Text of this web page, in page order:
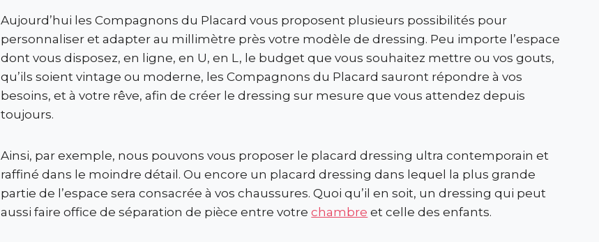
Aujourd’hui les Compagnons du Placard vous proposent plusieurs possibilités pour
personnaliser et adapter au millimètre près votre modèle de dressing. Peu importe l’espace
dont vous disposez, en ligne, en U, en L, le budget que vous souhaitez mettre ou vos gouts,
qu’ils soient vintage ou moderne, les Compagnons du Placard sauront répondre à vos
besoins, et à votre rêve, afin de créer le dressing sur mesure que vous attendez depuis
toujours.
Ainsi, par exemple, nous pouvons vous proposer le placard dressing ultra contemporain et
raffiné dans le moindre détail. Ou encore un placard dressing dans lequel la plus grande
partie de l’espace sera consacrée à vos chaussures. Quoi qu’il en soit, un dressing qui peut
aussi faire office de séparation de pièce entre votrechambre et celle des enfants.